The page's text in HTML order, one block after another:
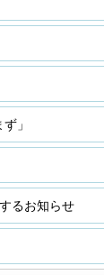
」
るお知らせ